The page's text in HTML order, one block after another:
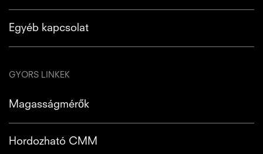
Egyéb kapcsolat
GYORS LINKEK
Magasságmérők
Hordozható CMM